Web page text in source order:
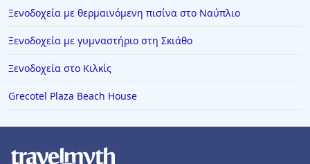
Ξενοδοχεία με θερμαινόμενη πισίνα στο Ναύπλιο
Ξενοδοχεία με γυμναστήριο στη Σκιάθο
Ξενοδοχεία στο Κιλκίς
Grecotel Plaza Beach House